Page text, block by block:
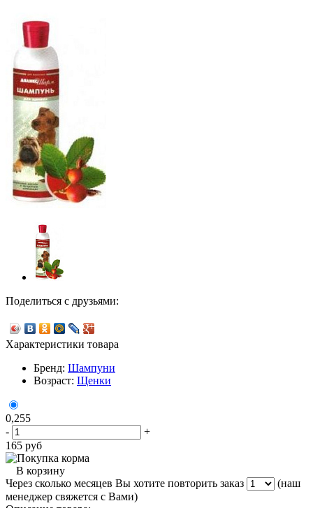
Поделиться с друзьями:
Характеристики товара
Бренд: Шампуни
Возраст: Щенки
0,255
-
+
165 руб
В корзину
Через сколько месяцев Вы хотите повторить заказ
(наш
менеджер свяжется с Вами)